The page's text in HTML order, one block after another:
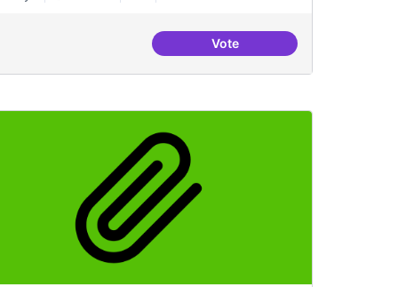
VoteBeques de recerca per